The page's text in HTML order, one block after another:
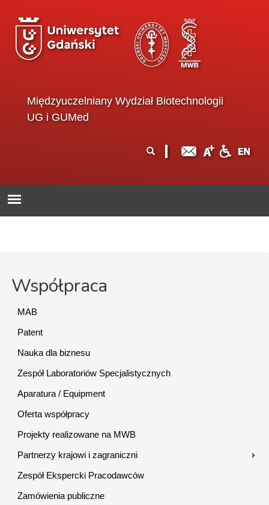
Międzyuczelniany Wydział Biotechnologii
UG i GUMed
wyszukiwania
Współpraca
MAB
Patent
Nauka dla biznesu
Zespół Laboratoriów Specjalistycznych
Aparatura / Equipment
Oferta współpracy
Projekty realizowane na MWB
Partnerzy krajowi i zagraniczni
Zespół Ekspercki Pracodawców
Zamówienia publiczne